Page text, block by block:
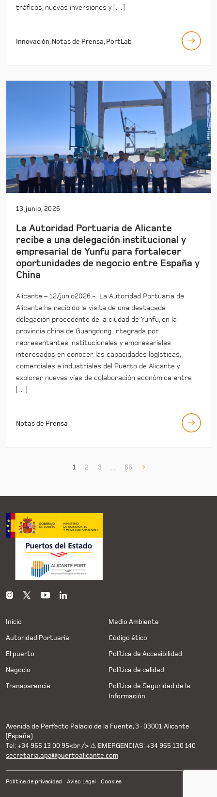
tráficos, nuevas inversiones y […]
Innovación, Notas de Prensa, PortLab
13 junio, 2026
La Autoridad Portuaria de Alicante
recibe a una delegación institucional y
empresarial de Yunfu para fortalecer
oportunidades de negocio entre España y
China
Alicante – 12/junio2026.- La Autoridad Portuaria de
Alicante ha recibido la visita de una destacada
delegación procedente de la ciudad de Yunfu, en la
provincia china de Guangdong, integrada por
representantes institucionales y empresariales
interesados en conocer las capacidades logísticas,
comerciales e industriales del Puerto de Alicante y
explorar nuevas vías de colaboración económica entre
Notas de Prensa
1 2 3 ... 66
Inicio
Autoridad Portuaria
El puerto
Negocio
Transparencia
Medio Ambiente
Código ético
Política de Accesibilidad
Política de calidad
Política de Seguridad de la
Información
Avenida de Perfecto Palacio de la Fuente, 3 · 03001 Alicante
(España)
Tel: +34 965 13 00 95<br /> ⚠ EMERGENCIAS: +34 965 130 140
secretaria.apa@puertoalicante.com
Política de privacidad Aviso Legal Cookies